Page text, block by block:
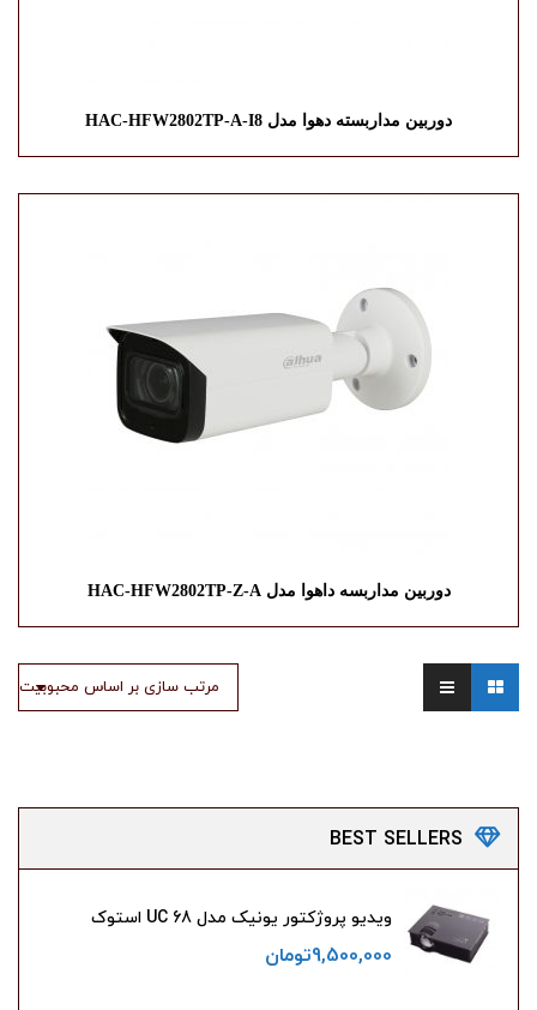
BEST SELLERS
ویدیو پروژکتور یونیک مدل UC 68 استوک
9,500,000تومان
دوربین مداربسته دهوا مدل HAC-HFW2802TP-A-I8
دوربین مداربسه داهوا مدل HAC-HFW2802TP-Z-A
مرتب سازی بر اساس محبوبیت